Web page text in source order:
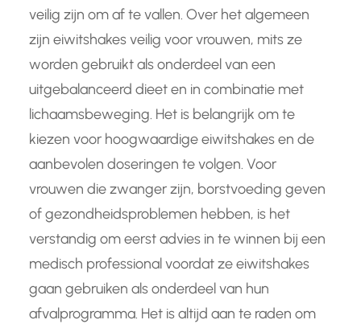
veilig zijn om af te vallen. Over het algemeen
zijn eiwitshakes veilig voor vrouwen, mits ze
worden gebruikt als onderdeel van een
uitgebalanceerd dieet en in combinatie met
lichaamsbeweging. Het is belangrijk om te
kiezen voor hoogwaardige eiwitshakes en de
aanbevolen doseringen te volgen. Voor
vrouwen die zwanger zijn, borstvoeding geven
of gezondheidsproblemen hebben, is het
verstandig om eerst advies in te winnen bij een
medisch professional voordat ze eiwitshakes
gaan gebruiken als onderdeel van hun
afvalprogramma. Het is altijd aan te raden om